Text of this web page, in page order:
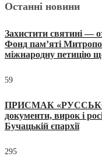
Останні новини
Захистити святині —
Фонд пам’яті
міжнародну петицію
59
ПРИСМАК
документи, вирок і
Бучацькій єпархії
295